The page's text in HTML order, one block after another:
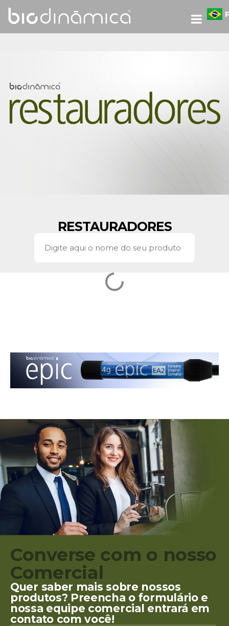
RESTAURADORES
Converse com o nosso
Comercial
Quer saber mais sobre nossos
produtos? Preencha o formulário e
nossa equipe comercial entrará em
contato com você!